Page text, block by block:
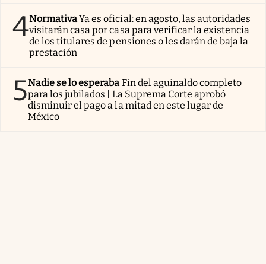
4NormativaYa es oficial: en agosto, las autoridades
visitarán casa por casa para verificar la existencia
de los titulares de pensiones o les darán de baja la
prestación
5Nadie se lo esperaba Fin del aguinaldo completo
para los jubilados | La Suprema Corte aprobó
disminuir el pago a la mitad en este lugar de
México